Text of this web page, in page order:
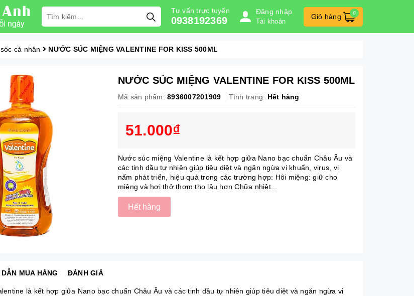
Tư vấn trực tuyến
0938192369
Đăng nhập
Tài khoản
Giỏ hàng 0
cá nhân NƯỚC SÚC MIỆNG VALENTINE FOR KISS 500ML
NƯỚC SÚC MIỆNG VALENTINE FOR KISS 500ML
Mã sản phẩm: 8936007201909 Tình trạng: Hết hàng
51.000₫
Nước súc miệng Valentine là kết hợp giữa Nano bạc chuẩn Châu Âu và
các tinh dầu tự nhiên giúp tiêu diệt và ngăn ngừa vi khuẩn, virus, vi
nấm phát triển, hiệu quả trong các trường hợp: Hôi miệng: giữ cho
miệng và hơi thở thơm tho lâu hơn Chữa nhiệt...
Hết hàng
MUA HÀNG ĐÁNH GIÁ
là kết hợp giữa Nano bạc chuẩn Châu Âu và các tinh dầu tự nhiên giúp tiêu diệt và ngăn ngừa vi